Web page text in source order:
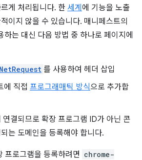
게 처리됩니다. 한 세계 에 기능을 노출
이지 않을 수 있습니다. 매니페스트의
하는 대신 다음 방법 중 하나로 페이지에
를 사용하여 헤더 삽입
에 직접 프로그래매틱 방식으로 추가합
연결되므로 확장 프로그램 ID가 아닌 콘
는 도메인을 등록해야 합니다.
프로그램을 등록하려면 chrome-